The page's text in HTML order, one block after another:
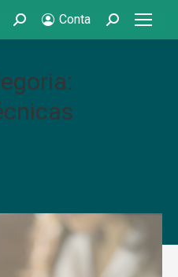
Search: Conta Search: